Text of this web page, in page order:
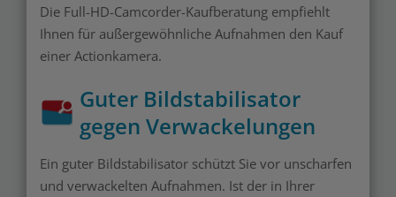
Die Full-HD-Camcorder-Kaufberatung empfiehlt
Ihnen für außergewöhnliche Aufnahmen den Kauf
einer Actionkamera.
Guter Bildstabilisator
gegen Verwackelungen
Ein guter Bildstabilisator schützt Sie vor unscharfen
und verwackelten Aufnahmen. Ist der in Ihrer